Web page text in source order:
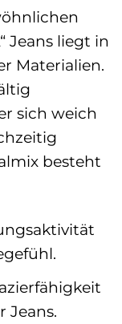
Jeans liegt in
Materialien.
sich weich
besteht
Jeans.